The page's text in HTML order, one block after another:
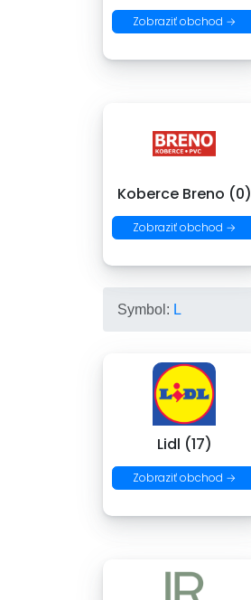
Zobraziť obchod →
Koberce Breno (0)
Zobraziť obchod →
Symbol: L
Lidl (17)
Zobraziť obchod →